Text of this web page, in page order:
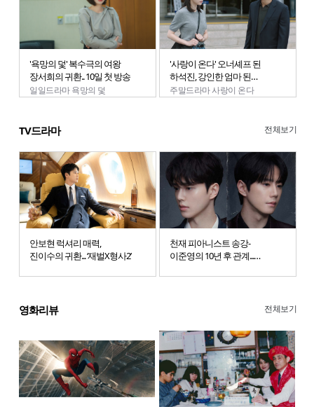
'욕망의 덫' 복수극의 여왕
장서희의 귀환.. 10일 첫 방송
일일드라마 욕망의 덫
'사랑이 온다' 오너셰프 된
하석진, 강인한 엄마 된
안희연
주말드라마 사랑이 온다
TV드라마 전체보기
안보현 럭셔리 매력,
진이수의 귀환... ‘재벌X형사2’
천재 피아니스트 송강-
이준영의 10년 후 관계...
영화리뷰 전체보기